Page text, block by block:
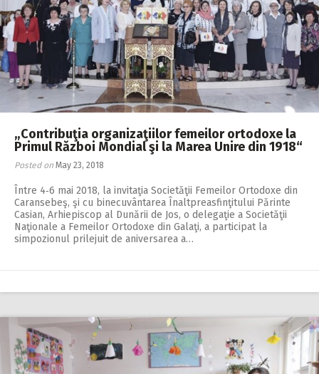
„Contribuţia organizaţiilor femeilor ortodoxe la
Primul Război Mondial şi la Marea Unire din 1918“
Posted on May 23, 2018
Între 4‑6 mai 2018, la invitaţia Societăţii Femeilor Ortodoxe din
Caransebeş, şi cu binecuvântarea Înaltpreasfinţitului Părinte
Casian, Arhiepiscop al Dunării de Jos, o delegaţie a Societăţii
Naţionale a Femeilor Ortodoxe din Galaţi, a participat la
simpozionul prilejuit de aniversarea a…